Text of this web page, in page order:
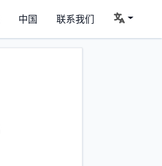
中国 联系我们